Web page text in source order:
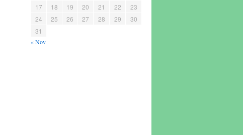
17
18 19 20 21 22
23
24
25 26 27 28 29
30
31
« Nov